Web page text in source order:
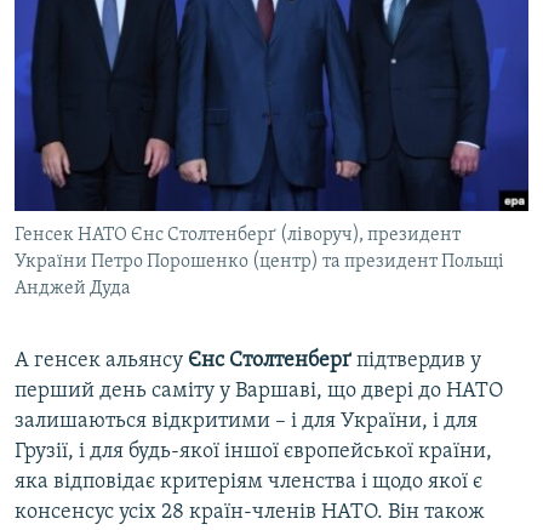
Генсек НАТО Єнс Столтенберґ (ліворуч), президент
України Петро Порошенко (центр) та президент Польщі
Анджей Дуда
А генсек альянсу Єнс Столтенберґ підтвердив у
перший день саміту у Варшаві, що двері до НАТО
залишаються відкритими – і для України, і для
Грузії, і для будь-якої іншої європейської країни,
яка відповідає критеріям членства і щодо якої є
консенсус усіх 28 країн-членів НАТО. Він також